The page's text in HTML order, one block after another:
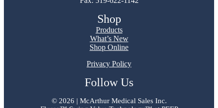
Shop
Products
What’s New
Shop Online
Privacy Policy
Follow Us
© 2026 | McArthur Medical Sales Inc.